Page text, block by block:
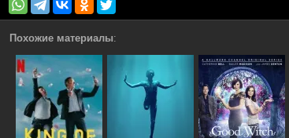
Похожие материалы: